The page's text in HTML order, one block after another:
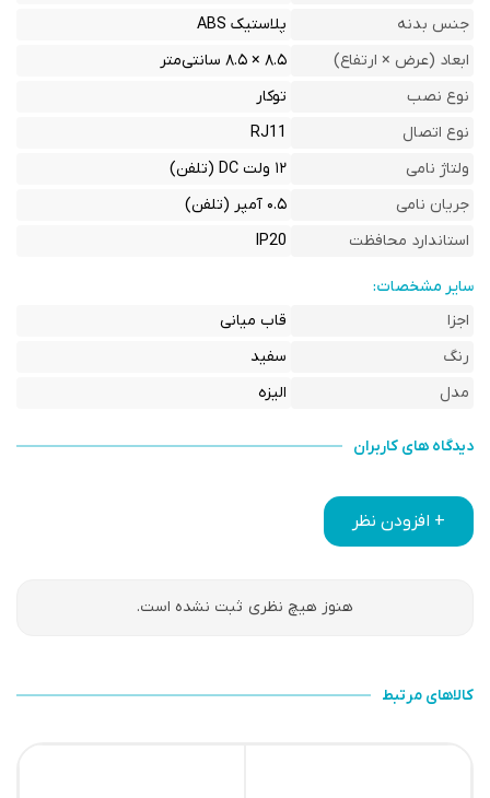
جنس بدنه
پلاستیک ABS
ابعاد (عرض × ارتفاع)
۸.۵ × ۸.۵ سانتی‌متر
نوع نصب
توکار
نوع اتصال
RJ11
ولتاژ نامی
۱۲ ولت DC (تلفن)
جریان نامی
۰.۵ آمپر (تلفن)
استاندارد محافظت
IP20
سایر مشخصات:
اجزا
قاب میانی
رنگ
سفید
مدل
الیزه
دیدگاه های کاربران
+ افزودن نظر
هنوز هیچ نظری ثبت نشده است.
کالاهای مرتبط